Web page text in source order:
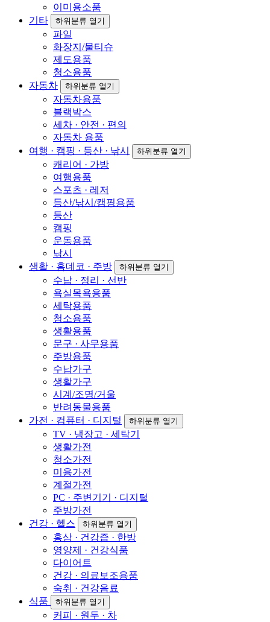
이미용소품
기타
하위분류 열기
파일
화장지/물티슈
제도용품
청소용품
자동차
하위분류 열기
자동차용품
블랙박스
세차 · 안전 · 편의
자동차 용품
여행 · 캠핑 · 등산 · 낚시
하위분류 열기
캐리어 · 가방
여행용품
스포츠 · 레저
등산/낚시/캠핑용품
등산
캠핑
운동용품
낚시
생활 · 홈데코 · 주방
하위분류 열기
수납 · 정리 · 선반
욕실목욕용품
세탁용품
청소용품
생활용품
문구 · 사무용품
주방용품
수납가구
생활가구
시계/조명/거울
반려동물용품
가전 · 컴퓨터 · 디지털
하위분류 열기
TV · 냉장고 · 세탁기
생활가전
청소가전
미용가전
계절가전
PC · 주변기기 · 디지털
주방가전
건강 · 헬스
하위분류 열기
홍삼 · 건강즙 · 한방
영양제 · 건강식품
다이어트
건강 · 의료보조용품
숙취 · 건강음료
식품
하위분류 열기
커피 · 원두 · 차